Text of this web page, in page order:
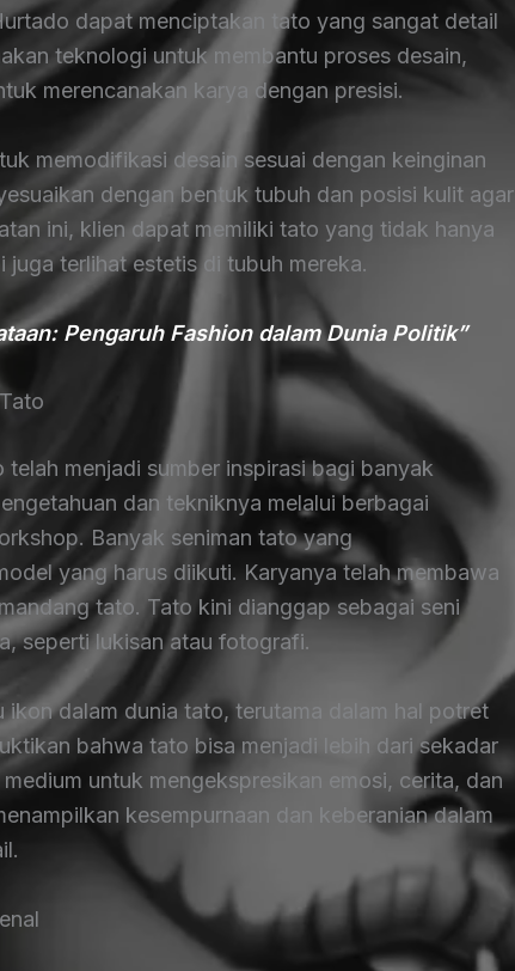
dapat menciptakan tato yang sangat detail
teknologi untuk membantu proses desain,
merencanakan karya dengan presisi.
memodifikasi desain sesuai dengan keinginan
dengan bentuk tubuh dan posisi kulit agar
ini, klien dapat memiliki tato yang tidak hanya
terlihat estetis di tubuh mereka.
Pengaruh Fashion dalam Dunia Politik”
menjadi sumber inspirasi bagi banyak
dan tekniknya melalui berbagai
Banyak seniman tato yang
yang harus diikuti. Karyanya telah membawa
tato. Tato kini dianggap sebagai seni
seperti lukisan atau fotografi.
dalam dunia tato, terutama dalam hal potret
bahwa tato bisa menjadi lebih dari sekadar
untuk mengekspresikan emosi, cerita, dan
kesempurnaan dan keberanian dalam